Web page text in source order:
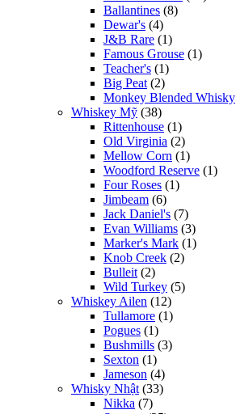
Ballantines (8)
Dewar's (4)
J&B Rare (1)
Famous Grouse (1)
Teacher's (1)
Big Peat (2)
Monkey Blended Whisky
Whiskey Mỹ (38)
Rittenhouse (1)
Old Virginia (2)
Mellow Corn (1)
Woodford Reserve (1)
Four Roses (1)
Jimbeam (6)
Jack Daniel's (7)
Evan Williams (3)
Marker's Mark (1)
Knob Creek (2)
Bulleit (2)
Wild Turkey (5)
Whiskey Ailen (12)
Tullamore (1)
Pogues (1)
Bushmills (3)
Sexton (1)
Jameson (4)
Whisky Nhật (33)
Nikka (7)